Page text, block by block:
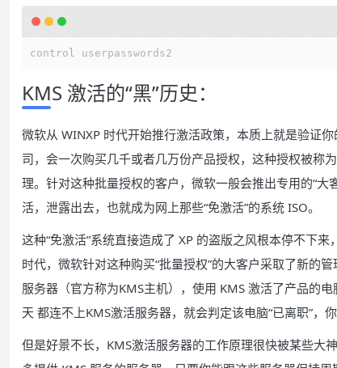
KMS 激活的“黑”历史：
微软从 WINXP 时代开始推行激活政策，本质上就是验证
司，会一次购买几千或者几万份产品授权，这种授权被称
理。针对这种批量授权的客户，微软一般会推出专用的“
活，泄露出去，也就成为网上那些“免激活”的系统 ISO。
这种“免激活”系统直接造成了 XP 的盗版之风根本停不下
时代，微软针对这种购买“批量授权”的大客户采取了新的
服务器（官方称为KMS主机），使用 KMS 激活了产品的
天 都连不上KMS激活服务器，就会判定该电脑“已离职”，
但是好景不长，KMS激活服务器的工作原理很快被某些大